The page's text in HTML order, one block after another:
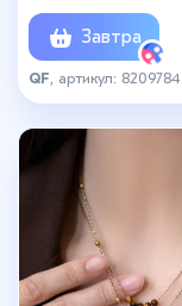
Завтра
QF , артикул: 8209784